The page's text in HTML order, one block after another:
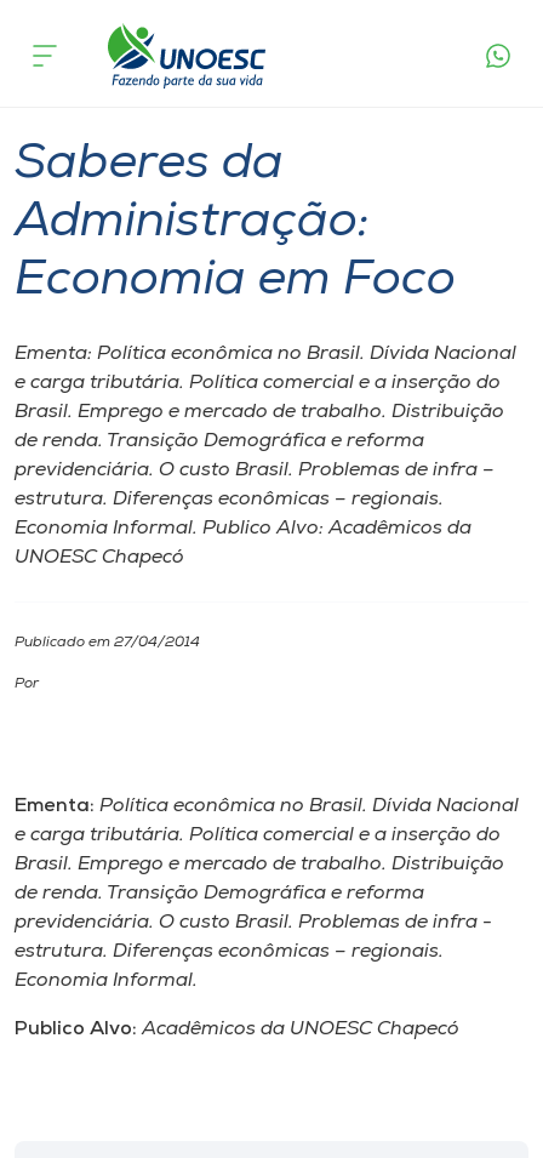
Cursos
Pesquisa
Atendimento ao Estudante
Portal de Ensino
A
Internacionalização
CPA
Biblioteca
Editora
Rádio
acontece
Saberes da
Administração:
Economia em Foco
Ementa: Política econômica no Brasil. Dívida Nacional
e carga tributária. Política comercial e a inserção do
Brasil. Emprego e mercado de trabalho. Distribuição
de renda. Transição Demográfica e reforma
previdenciária. O custo Brasil. Problemas de infra –
estrutura. Diferenças econômicas – regionais.
Economia Informal. Publico Alvo: Acadêmicos da
UNOESC Chapecó
Publicado em 27/04/2014
Por
Ementa: Política econômica no Brasil. Dívida Nacional
e carga tributária. Política comercial e a inserção do
Brasil. Emprego e mercado de trabalho. Distribuição
de renda. Transição Demográfica e reforma
previdenciária. O custo Brasil. Problemas de infra -
estrutura. Diferenças econômicas – regionais.
Economia Informal.
Publico Alvo: Acadêmicos da UNOESC Chapecó